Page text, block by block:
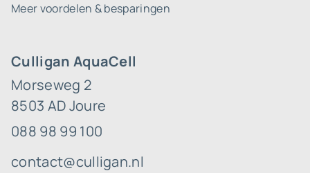
Culligan AquaCell
Morseweg 2
8503 AD Joure
088 98 99 100
contact@culligan.nl
Meer voordelen & besparingen